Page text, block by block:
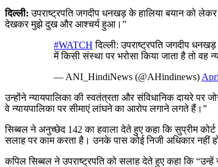
दिल्ली: उपराष्ट्रपति जगदीप धनखड़ के हालिया बयान को
देखकर मुझे दुख और आश्चर्य हुआ।”
#WATCH दिल्ली: उपराष्ट्रपति जगदीप
में किसी संस्था पर भरोसा किया जाता है तो
— ANI_HindiNews (@AHindinews)
उन्होंने न्यायपालिका की स्वतंत्रता और संविधानिक दायरे
वे न्यायपालिका पर सीमाएं लांघने का आरोप लगाने लगते हैं।”
सिब्बल ने अनुच्छेद 142 का हवाला देते हुए कहा कि सुप्रीम कोर्ट
सलाह पर काम करता है। उनके पास कोई निजी अधिकार नहीं
कपिल सिब्बल ने उपराष्ट्रपति को सलाह देते हुए कहा कि “उन्हें